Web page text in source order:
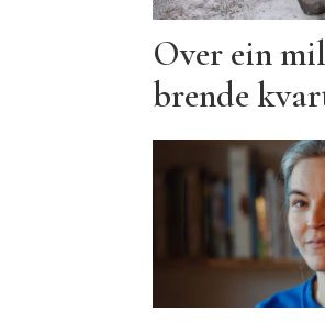
Over ein
brende